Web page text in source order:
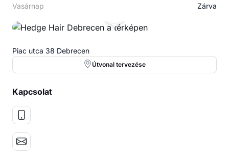
Vasárnap
Zárva
Piac utca 38 Debrecen
Útvonal tervezése
Kapcsolat